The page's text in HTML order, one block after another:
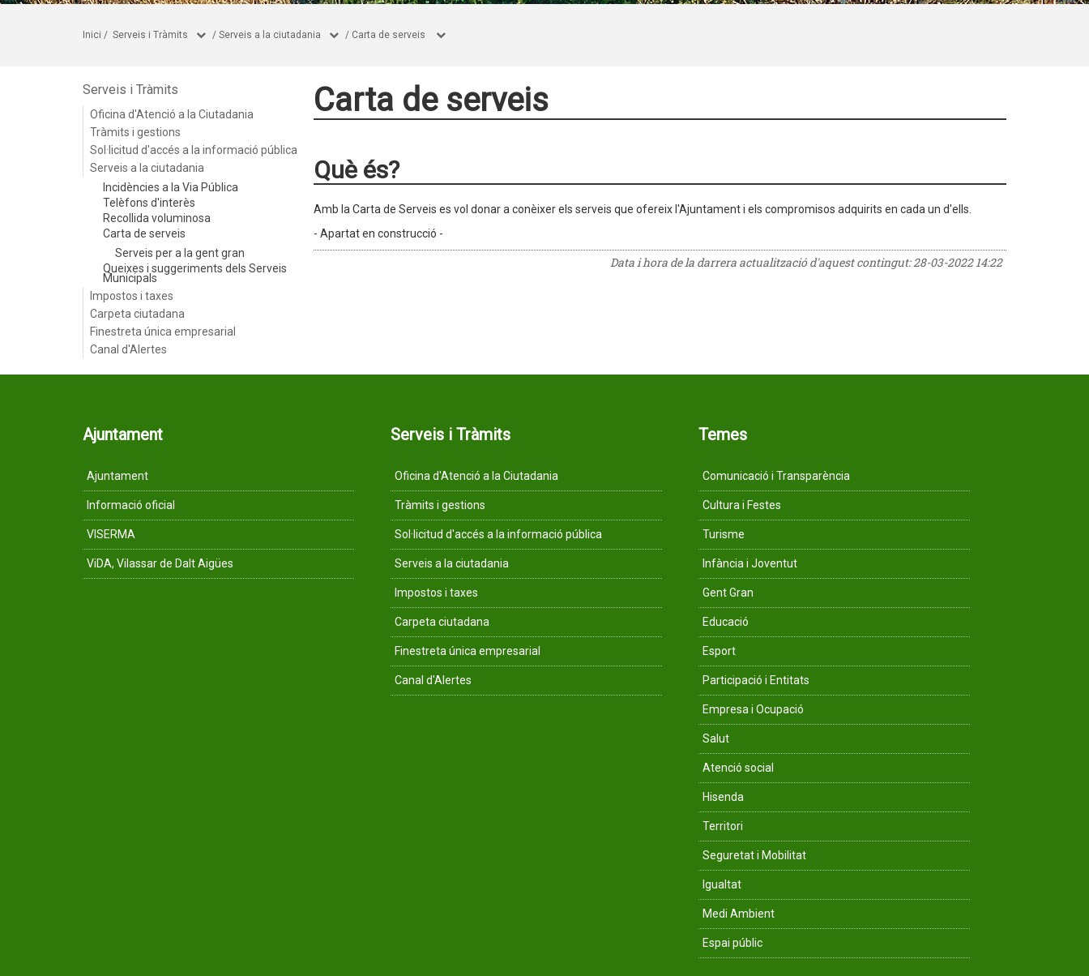
Inici / Serveis i Tràmits / Serveis a la ciutadania / Carta de serveis
Serveis i Tràmits
Oficina d'Atenció a la Ciutadania
Tràmits i gestions
Sol·licitud d'accés a la informació pública
Serveis a la ciutadania
Incidències a la Via Pública
Telèfons d'interès
Recollida voluminosa
Carta de serveis
Serveis per a la gent gran
Queixes i suggeriments dels Serveis
Municipals
Impostos i taxes
Carpeta ciutadana
Finestreta única empresarial
Canal d'Alertes
Carta de serveis
Què és?
Amb la Carta de Serveis es vol donar a conèixer els serveis que ofereix l'Ajuntament i els compromisos adquirits en cada un d'ells.
- Apartat en construcció -
Data i hora de la darrera actualització d'aquest contingut:28-03-2022 14:22
Ajuntament
Ajuntament
Informació oficial
VISERMA
ViDA, Vilassar de Dalt Aigües
Serveis i Tràmits
Oficina d'Atenció a la Ciutadania
Tràmits i gestions
Sol·licitud d'accés a la informació pública
Serveis a la ciutadania
Impostos i taxes
Carpeta ciutadana
Finestreta única empresarial
Canal d'Alertes
Temes
Comunicació i Transparència
Cultura i Festes
Turisme
Infància i Joventut
Gent Gran
Educació
Esport
Participació i Entitats
Empresa i Ocupació
Salut
Atenció social
Hisenda
Territori
Seguretat i Mobilitat
Igualtat
Medi Ambient
Espai públic